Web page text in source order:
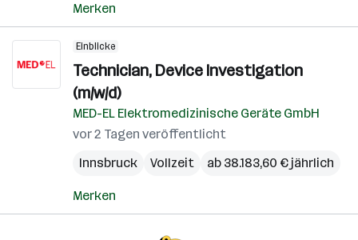
Merken
Einblicke
Technician, Device Investigation
(m/w/d)
MED-EL Elektromedizinische Geräte GmbH
vor 2 Tagen veröffentlicht
Innsbruck
Vollzeit ab 38.183,60 € jährlich
Merken